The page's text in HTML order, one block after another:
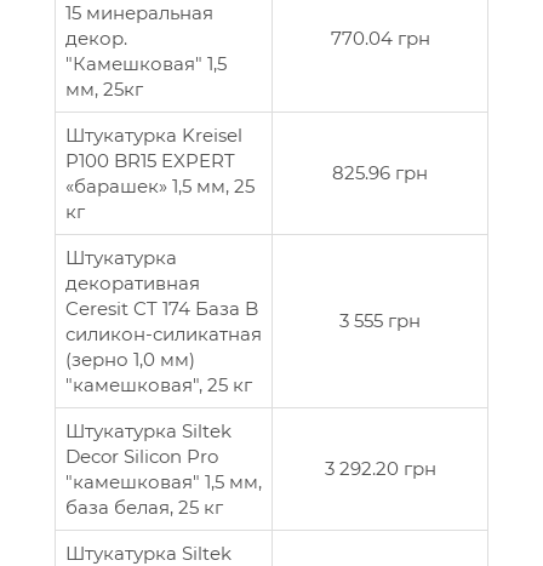
15 минеральная
декор.
"Камешковая" 1,5
мм, 25кг
770.04 грн
Штукатурка Kreisel
P100 BR15 EXPERT
«барашек» 1,5 мм, 25
кг
825.96 грн
Штукатурка
декоративная
Ceresit CT 174 База B
силикон-силикатная
(зерно 1,0 мм)
"камешковая", 25 кг
3 555 грн
Штукатурка Siltek
Decor Silicon Pro
"камешковая" 1,5 мм,
база белая, 25 кг
3 292.20 грн
Штукатурка Siltek